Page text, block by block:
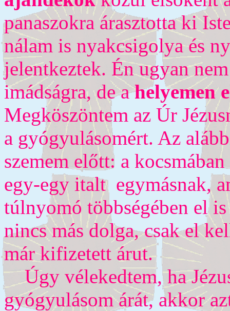
panaszokra árasztotta ki
nálam is nyakcsigolya és
jelentkeztek. Én ugyan
imádságra, de ahelyemen
Megköszöntem az Úr
a gyógyulásomért. Az
szemem előtt: a
egy-egy italt egymásnak,
túlnyomó többségében el
nincs más dolga, csak el
már kifizetett árut.
Úgy vélekedtem, ha
gyógyulásom árát, akkor